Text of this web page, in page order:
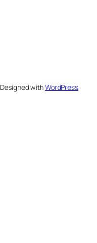
Designed withWordPress